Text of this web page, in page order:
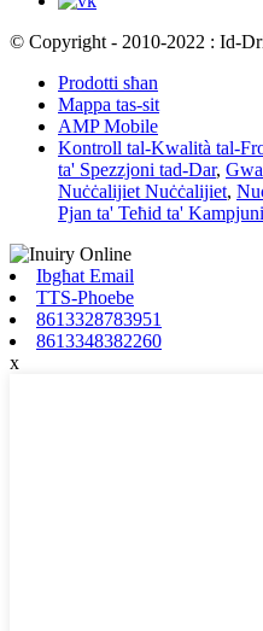
© Copyright - 2010-2022 : Id-
Prodotti sħan
Mappa tas-sit
AMP Mobile
Kontroll tal-Kwalità tal-
ta' Spezzjoni tad-Dar,
Nuċċalijiet Nuċċalijiet,
Pjan ta' Teħid ta'
Ibgħat Email
TTS-Phoebe
8613328783951
8613348382260
x